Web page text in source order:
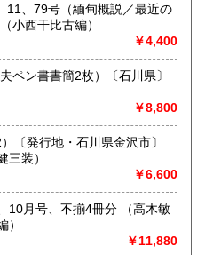
を踏ませます。
したら、住所・電話・氏名・
ールお願いします。
こともありますのであらか
す。
ルチャー、古書一般（その
11、79号（緬甸概説／最近の
緬甸事情／ビルマ家内工業） （小西干比古編）
￥4,400
ペン書書簡2枚）〔石川県〕
￥8,800
〔発行地・石川県金沢市〕
三装）
￥6,600
号、不揃4冊分 （高木敏
￥11,880